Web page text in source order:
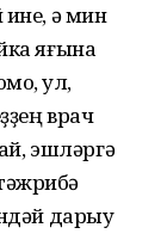
ине, ә мин
яғына
ул,
врач
эшләргә
дарыу